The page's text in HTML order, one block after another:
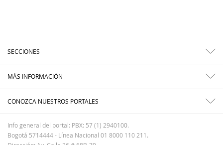
SECCIONES
MÁS INFORMACIÓN
CONOZCA NUESTROS PORTALES
Info general del portal: PBX: 57 (1) 2940100.
Bogotá 5714444 - Línea Nacional 01 8000 110 211.